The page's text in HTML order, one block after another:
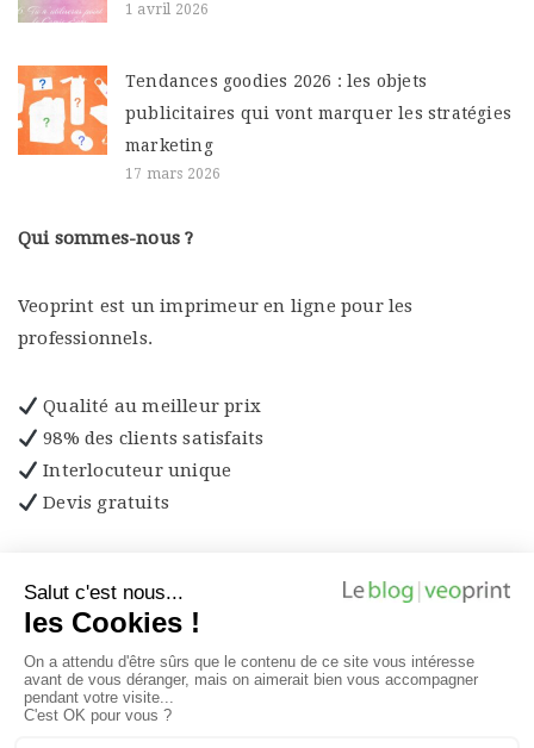
1 avril 2026
Tendances goodies 2026 : les objets
publicitaires qui vont marquer les stratégies
marketing
17 mars 2026
Qui sommes-nous ?
Veoprint est un imprimeur en ligne pour les
professionnels.
Qualité au meilleur prix
98% des clients satisfaits
Interlocuteur unique
Devis gratuits
Découvrez les produits